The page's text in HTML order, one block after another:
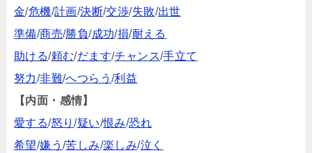
金/危機/計画/決断/交渉/失敗/出世
準備/商売/勝負/成功/損/耐える
助ける/頼む/だます/チャンス/手立て
努力/非難/へつらう/利益
【内面・感情】
愛する/怒り/疑い/恨み/恐れ
希望/嫌う/苦しみ/楽しみ/泣く